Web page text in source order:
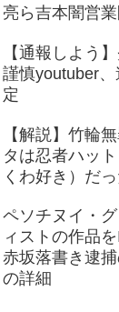
亮ら吉本闇営
【通報しよう
謹慎youtuber
定
【解説】竹輪
タは忍者ハッ
くわ好き）だ
ペソチヌイ・
ィストの作品
赤坂落書き逮
の詳細